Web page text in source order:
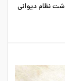
نظام دیوانی